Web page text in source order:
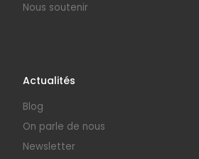
Nous soutenir
Actualités
Blog
On parle de nous
Newsletter